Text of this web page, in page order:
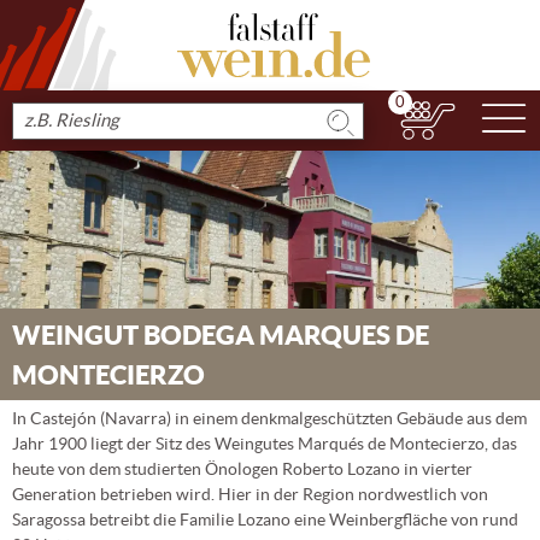
Produkt
suchen
0
WEINGUT BODEGA MARQUES DE
MONTECIERZO
In Castejón (Navarra) in einem denkmalgeschützten Gebäude aus dem
Jahr 1900 liegt der Sitz des Weingutes Marqués de Montecierzo, das
heute von dem studierten Önologen Roberto Lozano in vierter
Generation betrieben wird. Hier in der Region nordwestlich von
Saragossa betreibt die Familie Lozano eine Weinbergfläche von rund